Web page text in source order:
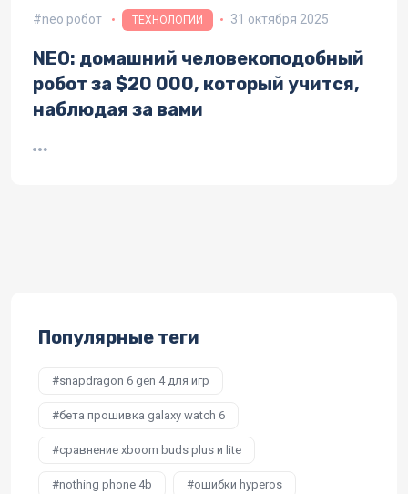
neo робот ТЕХНОЛОГИИ 31 октября 2025
NEO: домашний человекоподобный
робот за $20 000, который учится,
наблюдая за вами
Популярные теги
snapdragon 6 gen 4 для игр
бета прошивка galaxy watch 6
сравнение xboom buds plus и lite
nothing phone 4b ошибки hyperos